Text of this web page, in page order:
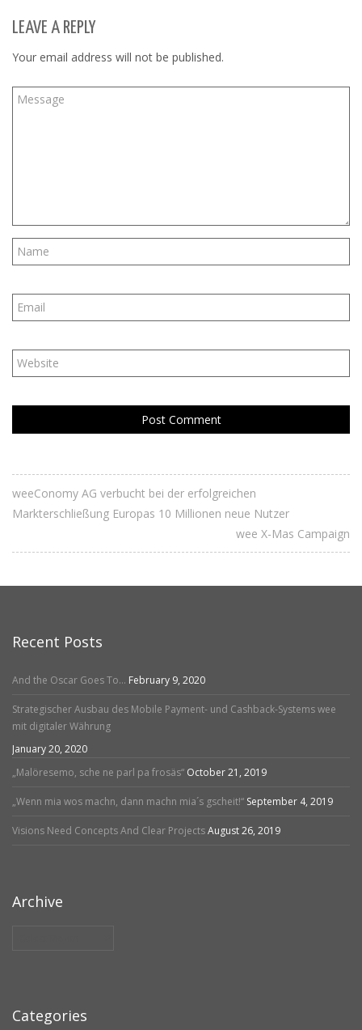
LEAVE A REPLY
Your email address will not be published.
weeConomy AG verbucht bei der erfolgreichen
Markterschließung Europas 10 Millionen neue Nutzer
wee X-Mas Campaign
Recent Posts
And the Oscar Goes To… February 9, 2020
Strategischer Ausbau des Mobile Payment- und Cashback-Systems wee
mit digitaler Währung
January 20, 2020
„Malöresemo, sche ne parl pa frosäs“ October 21, 2019
„Wenn mia wos machn, dann machn mia´s gscheit!“ September 4, 2019
Visions Need Concepts And Clear ProjectsAugust 26, 2019
Archive
Categories